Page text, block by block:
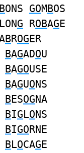
ONS GOMBOS
LONG ROBAGE
BROGER
BAGADOU
BAGOUSE
BAGUONS
BESOGNA
BIGLONS
BIGORNE
BLOCAGE